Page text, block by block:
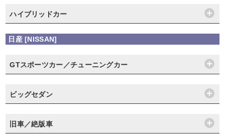
ハイブリッドカー
日産 [NISSAN]
GTスポーツカー／チューニングカー
ビッグセダン
旧車／絶版車